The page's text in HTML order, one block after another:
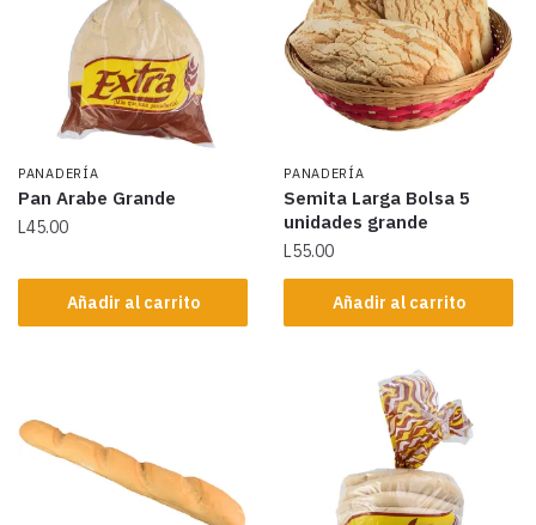
PANADERÍA
Pan Arabe Grande
L45.00
Añadir al carrito
PANADERÍA
Semita Larga Bolsa 5
unidades grande
L55.00
Añadir al carrito